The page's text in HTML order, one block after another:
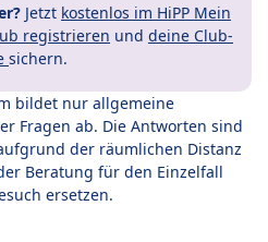
Jetzt kostenlos im HiPP Mein
registrieren und deine Club-
sichern.
bildet nur allgemeine
Fragen ab. Die Antworten sind
der räumlichen Distanz
Beratung für den Einzelfall
ersetzen.